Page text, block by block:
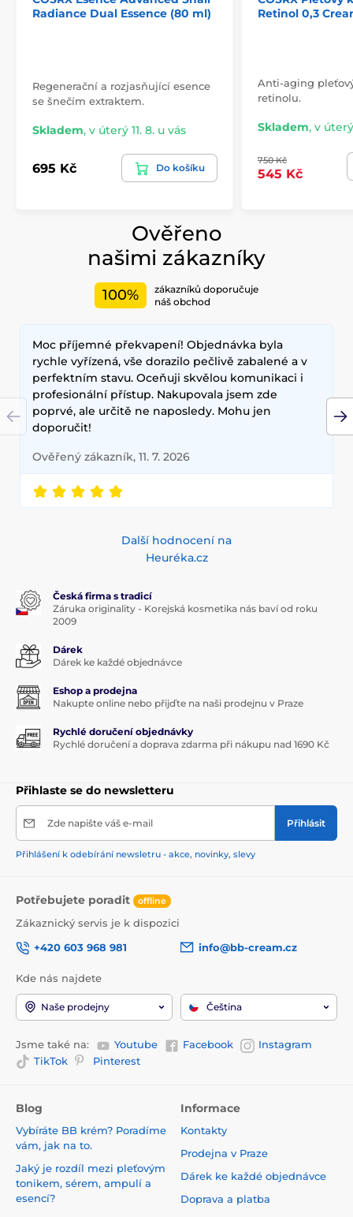
Radiance Dual Essence (80 ml)
Regenerační a rozjasňující esence
se šnečím extraktem.
Skladem, v úterý 11. 8. u vás
695 Kč Do košíku
Retinol 0,3
Anti-aging
retinolu.
Skladem, v úterý
750 Kč
545 Kč
Ověřeno
našimi zákazníky
100%
zákazníků doporučuje
náš obchod
Moc příjemné překvapení! Objednávka byla
rychle vyřízená, vše dorazilo pečlivě zabalené a v
perfektním stavu. Oceňuji skvělou komunikaci i
profesionální přístup. Nakupovala jsem zde
poprvé, ale určitě ne naposledy. Mohu jen
doporučit!
Ověřený zákazník, 11. 7. 2026
Další hodnocení na
Heuréka.cz
Česká firma s tradicí
Záruka originality - Korejská kosmetika nás baví od roku
2009
Dárek
Dárek ke každé objednávce
Eshop a prodejna
Nakupte online nebo přijďte na naši prodejnu v Praze
Rychlé doručení objednávky
Rychlé doručení a doprava zdarma při nákupu nad 1690 Kč
Přihlaste se do newsletteru
Zde napište váš e-mail Přihlásit
Přihlášení k odebírání newsletru - akce, novinky, slevy
Potřebujete poradit offline
Zákaznický servis je k dispozici
+420 603 968 981
info@bb-cream.cz
Kde nás najdete
Naše prodejny Čeština
Jsme také na: Youtube Facebook
Instagram
TikTok
Pinterest
Blog
Vybíráte BB krém? Poradíme
vám, jak na to.
Jaký je rozdíl mezi pleťovým
tonikem, sérem, ampulí a
esencí?
Informace
Kontakty
Prodejna v Praze
Dárek ke každé objednávce
Doprava a platba